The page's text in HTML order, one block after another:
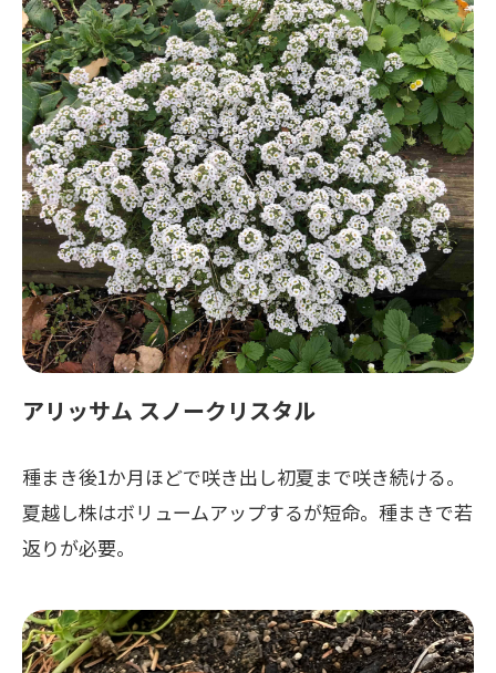
アリッサム スノークリスタル
種まき後1か月ほどで咲き出し初夏まで咲き続ける。
夏越し株はボリュームアップするが短命。種まきで若
返りが必要。